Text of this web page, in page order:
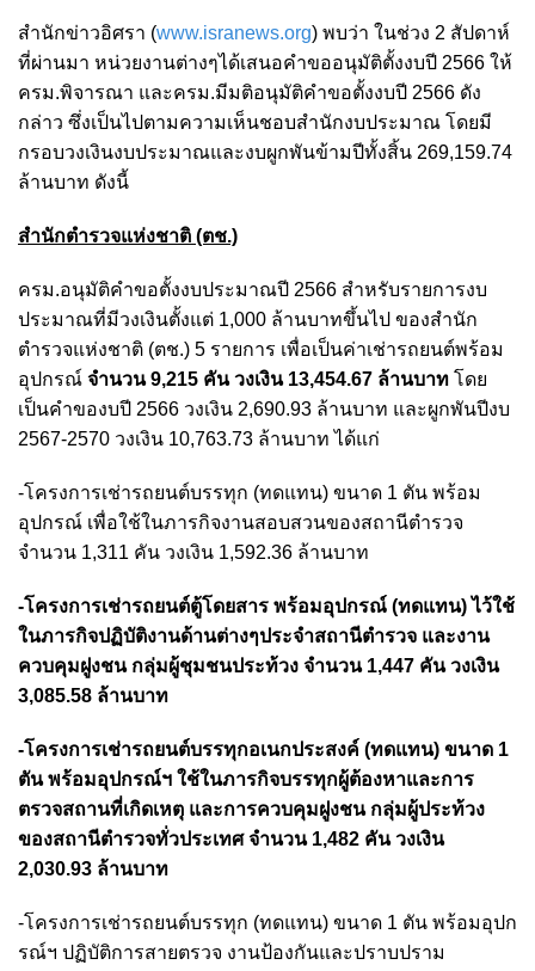
สำนักข่าวอิศรา (www.isranews.org) พบว่า ในช่วง 2 สัปดาห์
ที่ผ่านมา หน่วยงานต่างๆได้เสนอคำขออนุมัติตั้งงบปี 2566 ให้
ครม.พิจารณา และครม.มีมติอนุมัติคำขอตั้งงบปี 2566 ดัง
กล่าว ซึ่งเป็นไปตามความเห็นชอบสำนักงบประมาณ โดยมี
กรอบวงเงินงบประมาณและงบผูกพันข้ามปีทั้งสิ้น 269,159.74
ล้านบาท ดังนี้
สำนักตำรวจแห่งชาติ (ตช.)
ครม.อนุมัติคำขอตั้งงบประมาณปี 2566 สำหรับรายการงบ
ประมาณที่มีวงเงินตั้งแต่ 1,000 ล้านบาทขึ้นไป ของสำนัก
ตำรวจแห่งชาติ (ตช.) 5 รายการ เพื่อเป็นค่าเช่ารถยนต์พร้อม
อุปกรณ์ จำนวน 9,215 คัน วงเงิน 13,454.67 ล้านบาท โดย
เป็นคำของบปี 2566 วงเงิน 2,690.93 ล้านบาท และผูกพันปีงบ
2567-2570 วงเงิน 10,763.73 ล้านบาท ได้แก่
-โครงการเช่ารถยนต์บรรทุก (ทดแทน) ขนาด 1 ตัน พร้อม
อุปกรณ์ เพื่อใช้ในภารกิจงานสอบสวนของสถานีตำรวจ
จำนวน 1,311 คัน วงเงิน 1,592.36 ล้านบาท
-โครงการเช่ารถยนต์ตู้โดยสาร พร้อมอุปกรณ์ (ทดแทน) ไว้ใช้
ในภารกิจปฏิบัติงานด้านต่างๆประจำสถานีตำรวจ และงาน
ควบคุมฝูงชน กลุ่มผู้ชุมชนประท้วง จำนวน 1,447 คัน วงเงิน
3,085.58 ล้านบาท
-โครงการเช่ารถยนต์บรรทุกอเนกประสงค์ (ทดแทน) ขนาด 1
ตัน พร้อมอุปกรณ์ฯ ใช้ในภารกิจบรรทุกผู้ต้องหาและการ
ตรวจสถานที่เกิดเหตุ และการควบคุมฝูงชน กลุ่มผู้ประท้วง
ของสถานีตำรวจทั่วประเทศ จำนวน 1,482 คัน วงเงิน
2,030.93 ล้านบาท
-โครงการเช่ารถยนต์บรรทุก (ทดแทน) ขนาด 1 ตัน พร้อมอุปก
รณ์ฯ ปฏิบัติการสายตรวจ งานป้องกันและปราบปราม